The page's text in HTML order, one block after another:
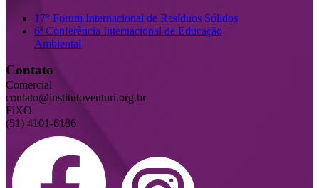
17° Forum Internacional de Resíduos Sólidos
6ª Conferência Internacional de Educação
Ambiental
Contato
Comercial
contato@institutoventuri.org.br
FiXO
(51) 4101-6186